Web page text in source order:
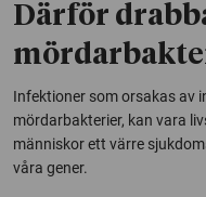
Därför
Infektioner som orsakas av
mördarbakterier, kan vara
människor ett värre
våra gener.